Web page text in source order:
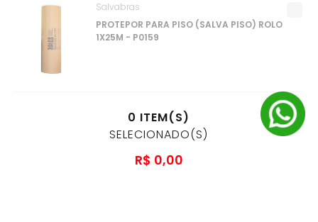
PROTEPOR PARA PISO (SALVA PISO) ROLO
1X25M - P0159
Salvabras
0 ITEM(S)
SELECIONADO(S)
R$ 0,00